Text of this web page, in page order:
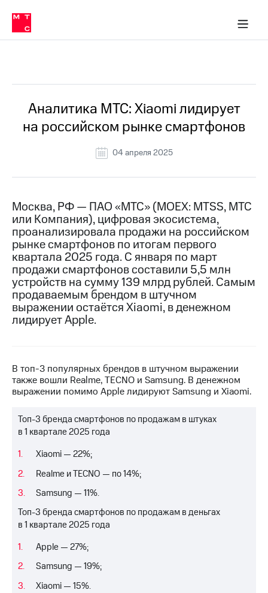
Медиа-центр
и акционерам
Устойчивое развитие
Комплаенс и деловая этика
компании
Карьера
История
компании
информация
Медиа-центр
Пресс-
релизы
МТС
о технологиях
Достижения
Интервью
Контакты
Новости
и акционерам
Корпоративное
управление
секретарь
информации
Информация
Документы
ПАО
"МТС"
Собрания
в МТС
Пресс-
релизы
о технологиях
Аналитика МТС: Xiaomi лидирует
на российском рынке смартфонов
04 апреля 2025
Москва, РФ — ПАО «МТС» (MOEX: MTSS, МТС
или Компания), цифровая экосистема,
проанализировала продажи на российском
рынке смартфонов по итогам первого
квартала 2025 года. С января по март
продажи смартфонов составили 5,5 млн
устройств на сумму 139 млрд рублей. Самым
продаваемым брендом в штучном
выражении остаётся Xiaomi, в денежном
лидирует Apple.
В топ-3 популярных брендов в штучном выражении
также вошли Realme, TECNO и Samsung. В денежном
выражении помимо Apple лидируют Samsung и Xiaomi.
Топ-3 бренда смартфонов по продажам в штуках
в 1 квартале 2025 года
Xiaomi — 22%;
Realme и TECNO — по 14%;
Samsung — 11%.
Топ-3 бренда смартфонов по продажам в деньгах
в 1 квартале 2025 года
Apple — 27%;
Samsung — 19%;
Xiaomi — 15%.